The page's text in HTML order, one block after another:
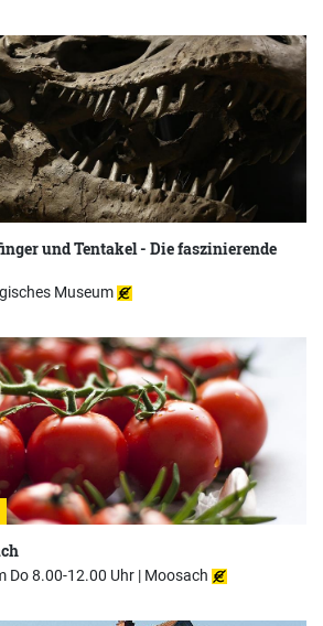
und Tentakel - Die faszinierende
Museum
Do 8.00-12.00 Uhr | Moosach